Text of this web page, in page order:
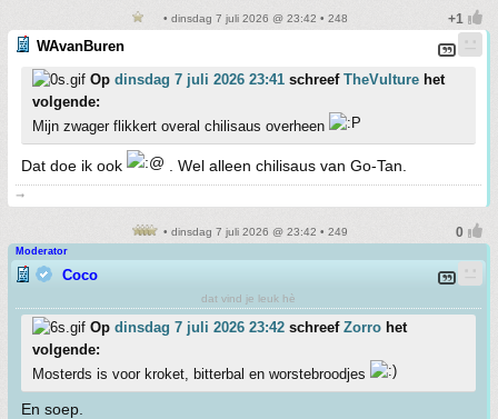
• dinsdag 7 juli 2026 @ 23:42 • 248
WAvanBuren
Op dinsdag 7 juli 2026 23:41 schreef TheVulture het
volgende:
Mijn zwager flikkert overal chilisaus overheen
Dat doe ik ook . Wel alleen chilisaus van Go-Tan.
➞
• dinsdag 7 juli 2026 @ 23:42 • 249
Moderator
Coco
dat vind je leuk hè
Op dinsdag 7 juli 2026 23:42 schreef Zorro het
volgende:
Mosterds is voor kroket, bitterbal en worstebroodjes
En soep.